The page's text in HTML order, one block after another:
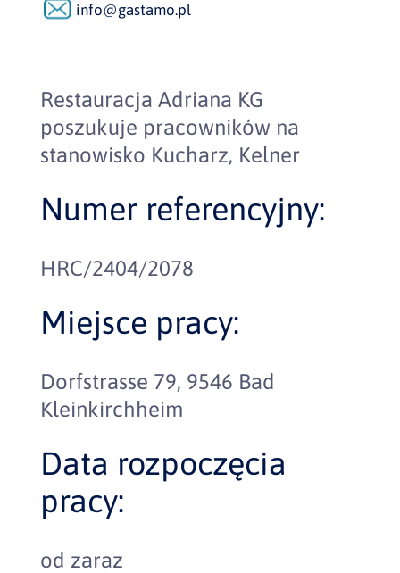
info@gastamo.pl
Restauracja Adriana KG
poszukuje pracowników na
stanowisko Kucharz, Kelner
Numer referencyjny:
HRC/2404/2078
Miejsce pracy:
Dorfstrasse 79, 9546 Bad
Kleinkirchheim
Data rozpoczęcia
pracy:
od zaraz